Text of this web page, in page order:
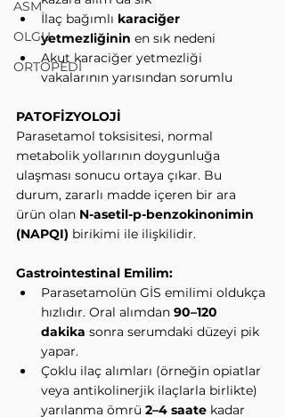
ASM
OLGU
ORTOPEDİ
İlaç bağımlı karaciğer
yetmezliğinin en sık nedeni
Akut karaciğer yetmezliği
vakalarının yarısından sorumlu
PATOFİZYOLOJİ
Parasetamol toksisitesi, normal
metabolik yollarının doygunluğa
ulaşması sonucu ortaya çıkar. Bu
durum, zararlı madde içeren bir ara
ürün olan N-asetil-p-benzokinonimin
(NAPQI) birikimi ile ilişkilidir.
Gastrointestinal Emilim:
Parasetamolün GİS emilimi oldukça
hızlıdır. Oral alımdan 90–120
dakika sonra serumdaki düzeyi pik
yapar.
Çoklu ilaç alımları (örneğin opiatlar
veya antikolinerjik ilaçlarla birlikte)
yarılanma ömrü 2–4 saate kadar